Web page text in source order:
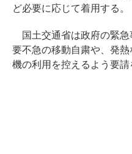
ど必要に応じて着用する。
国土交通省は政府の緊急
要不急の移動自粛や、発
機の利用を控えるよう要請